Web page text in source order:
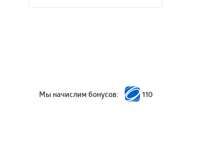
Мы начислим бонусов: 110